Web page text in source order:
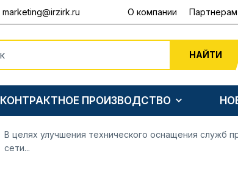
marketing@irzirk.ru О компании Партнерам
НАЙТИ
КОНТРАКТНОЕ ПРОИЗВОДСТВО
В целях улучшения технического оснащения служб
сети...